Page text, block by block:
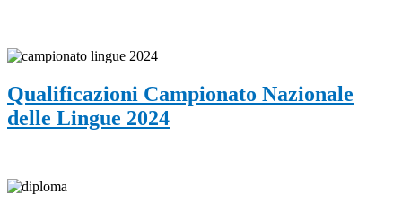
Qualificazioni Campionato Nazionale
delle Lingue 2024